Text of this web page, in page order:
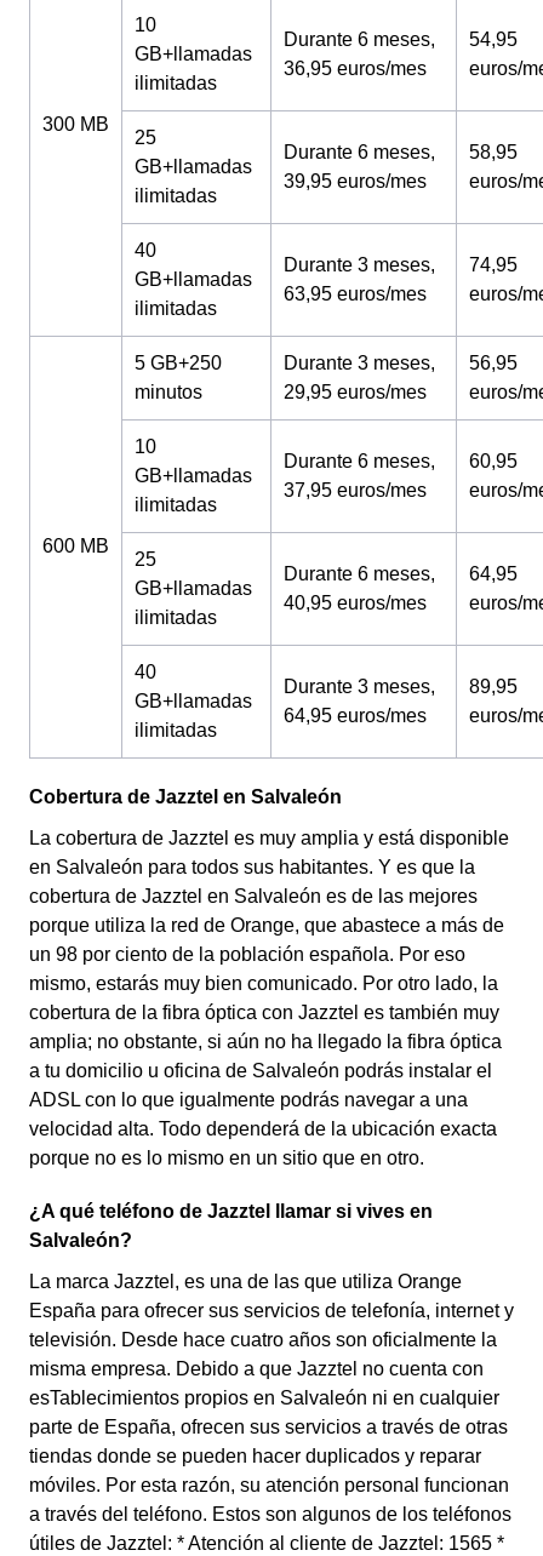
300 MB
10
GB+llamadas
ilimitadas
Durante 6 meses,
36,95 euros/mes
54,95
euros/
25
GB+llamadas
ilimitadas
Durante 6 meses,
39,95 euros/mes
58,95
euros/
40
GB+llamadas
ilimitadas
Durante 3 meses,
63,95 euros/mes
74,95
euros/
600 MB
5 GB+250
minutos
Durante 3 meses,
29,95 euros/mes
56,95
euros/
10
GB+llamadas
ilimitadas
Durante 6 meses,
37,95 euros/mes
60,95
euros/
25
GB+llamadas
ilimitadas
Durante 6 meses,
40,95 euros/mes
64,95
euros/
40
GB+llamadas
ilimitadas
Durante 3 meses,
64,95 euros/mes
89,95
euros/
Cobertura de Jazztel en Salvaleón
La cobertura de Jazztel es muy amplia y está disponible
en Salvaleón para todos sus habitantes. Y es que la
cobertura de Jazztel en Salvaleón es de las mejores
porque utiliza la red de Orange, que abastece a más de
un 98 por ciento de la población española. Por eso
mismo, estarás muy bien comunicado. Por otro lado, la
cobertura de la fibra óptica con Jazztel es también muy
amplia; no obstante, si aún no ha llegado la fibra óptica
a tu domicilio u oficina de Salvaleón podrás instalar el
ADSL con lo que igualmente podrás navegar a una
velocidad alta. Todo dependerá de la ubicación exacta
porque no es lo mismo en un sitio que en otro.
¿A qué teléfono de Jazztel llamar si vives en
Salvaleón?
La marca Jazztel, es una de las que utiliza Orange
España para ofrecer sus servicios de telefonía, internet y
televisión. Desde hace cuatro años son oficialmente la
misma empresa. Debido a que Jazztel no cuenta con
esTablecimientos propios en Salvaleón ni en cualquier
parte de España, ofrecen sus servicios a través de otras
tiendas donde se pueden hacer duplicados y reparar
móviles. Por esta razón, su atención personal funcionan
a través del teléfono. Estos son algunos de los teléfonos
útiles de Jazztel: * Atención al cliente de Jazztel: 1565 *